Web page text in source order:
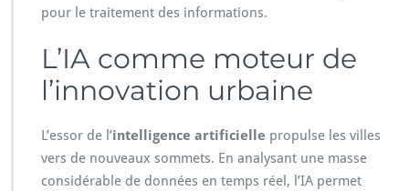
pour le traitement des informations.
L’IA comme moteur de
l’innovation urbaine
L’essor de l’intelligence artificielle propulse les villes
vers de nouveaux sommets. En analysant une masse
considérable de données en temps réel, l’IA permet